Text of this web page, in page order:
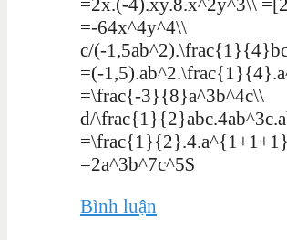
=2x.(-4).xy.8.x^2y^3\\
=-64x^4y^4\\
c/(-
=(-
=\frac{-3}{8}a^3b^4c\\
d/
=2a^3b^7c^5$
Bình luận